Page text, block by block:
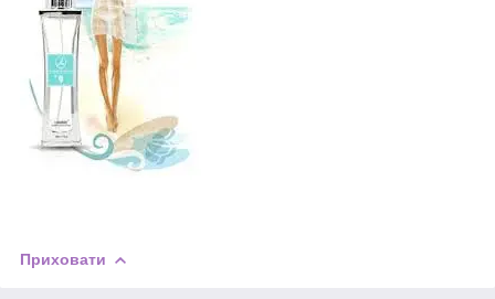
Приховати